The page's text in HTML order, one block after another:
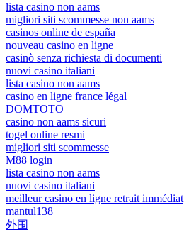
lista casino non aams
migliori siti scommesse non aams
casinos online de españa
nouveau casino en ligne
casinò senza richiesta di documenti
nuovi casino italiani
lista casino non aams
casino en ligne france légal
DOMTOTO
casino non aams sicuri
togel online resmi
migliori siti scommesse
M88 login
lista casino non aams
nuovi casino italiani
meilleur casino en ligne retrait immédiat
mantul138
外围